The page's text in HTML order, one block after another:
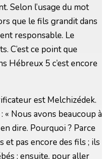
Selon l’usage du mot
que le fils grandit dans
responsable. Le
C’est ce point que
Hébreux 5 c’est encore
est Melchizédek.
« Nous avons beaucoup à
dire. Pourquoi ? Parce
et pas encore des fils ; ils
; ensuite, pour aller